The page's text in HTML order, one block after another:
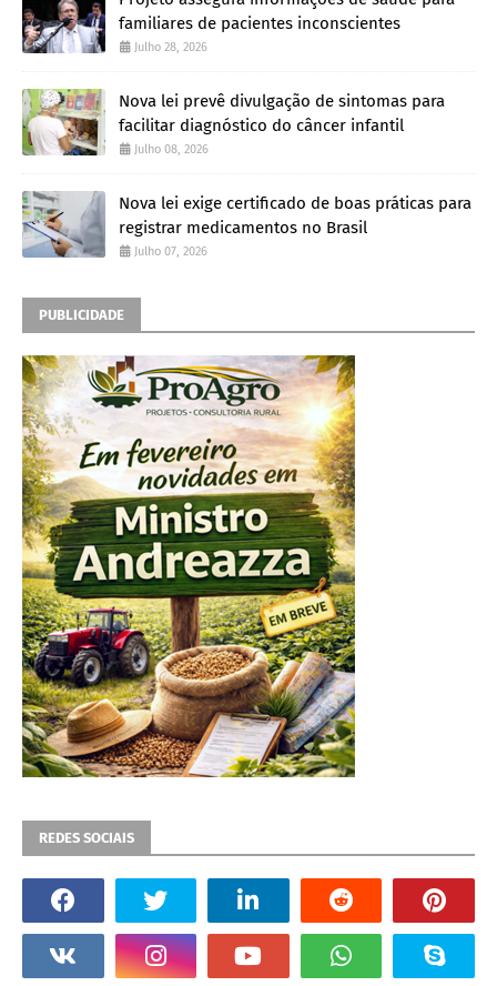
familiares de pacientes inconscientes
Julho 28, 2026
Nova lei prevê divulgação de sintomas para
facilitar diagnóstico do câncer infantil
Julho 08, 2026
Nova lei exige certificado de boas práticas para
registrar medicamentos no Brasil
Julho 07, 2026
PUBLICIDADE
REDES SOCIAIS